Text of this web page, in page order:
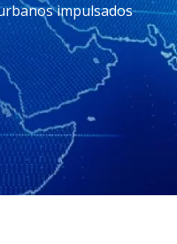
impulsados